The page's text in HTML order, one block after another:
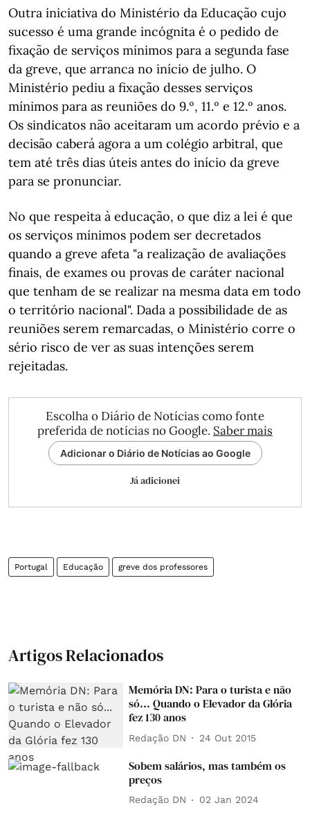
Outra iniciativa do Ministério da Educação cujo
sucesso é uma grande incógnita é o pedido de
fixação de serviços mínimos para a segunda fase
da greve, que arranca no início de julho. O
Ministério pediu a fixação desses serviços
mínimos para as reuniões do 9.º, 11.º e 12.º anos.
Os sindicatos não aceitaram um acordo prévio e a
decisão caberá agora a um colégio arbitral, que
tem até três dias úteis antes do início da greve
para se pronunciar.
No que respeita à educação, o que diz a lei é que
os serviços mínimos podem ser decretados
quando a greve afeta "a realização de avaliações
finais, de exames ou provas de caráter nacional
que tenham de se realizar na mesma data em todo
o território nacional". Dada a possibilidade de as
reuniões serem remarcadas, o Ministério corre o
sério risco de ver as suas intenções serem
rejeitadas.
Escolha o Diário de Notícias como fonte
preferida de notícias no Google. Saber mais
Adicionar o Diário de Notícias ao Google
Já adicionei
Portugal Educação greve dos professores
Artigos Relacionados
Memória DN: Para o turista e não
só... Quando o Elevador da Glória
fez 130 anos
Redação DN 24 Out 2015
Sobem salários, mas também os
preços
Redação DN 02 Jan 2024